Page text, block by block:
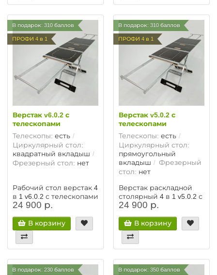
В подарок: 310 баллов
ПРОФИ 4 в 1
Верстак v6.0.2 с
телескопами
Телескопы: есть
Циркулярный стол:
квадратный вкладыш
Фрезерный стол: нет
Рабочий стол верстак 4
в 1 v6.0.2 с телескопами
24 900 р.
В корзину
В подарок: 310 баллов
ПРОФИ 4 в 1
Верстак v5.0.2 с
телескопами
Телескопы: есть
Циркулярный стол:
прямоугольный
вкладыш
Фрезерный
стол: нет
Верстак раскладной
столярный 4 в 1 v5.0.2 с
телескопами
24 900 р.
В корзину
В подарок: 230 баллов В подарок: 350 баллов